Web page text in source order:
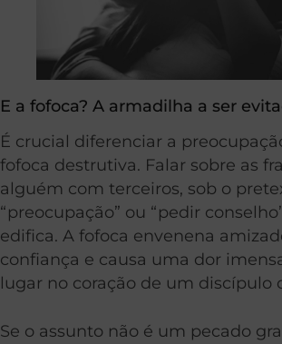
E a fofoca? A armadilha a ser
É crucial diferenciar a
fofoca destrutiva. Falar sobre as
alguém com terceiros, sob o
“preocupação” ou “pedir
edifica. A fofoca envenena
confiança e causa uma dor
lugar no coração de um discípulo
Se o assunto não é um pecado